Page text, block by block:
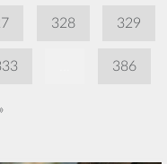
328 329
386
»